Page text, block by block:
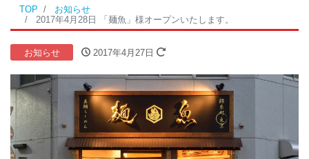
TOP
お知らせ
2017年4月28日 「麺魚」様オープンいたします。
お知らせ 2017年4月27日